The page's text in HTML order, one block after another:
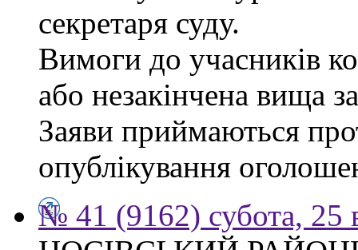
секретаря суду.
Вимоги до учасників
або незакінчена вища
Заяви приймаються
опублікування
№ 41 (9162) субота, 25